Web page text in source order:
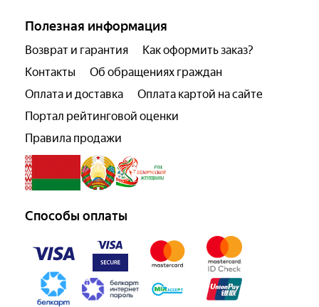
Полезная информация
Возврат и гарантия
Как оформить заказ?
Контакты
Об обращениях граждан
Оплата и доставка
Оплата картой на сайте
Портал рейтинговой оценки
Правила продажи
Способы оплаты